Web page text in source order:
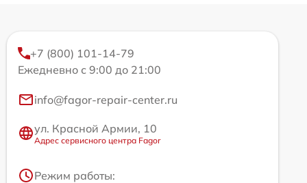
+7 (800) 101-14-79
Ежедневно с 9:00 до 21:00
info@fagor-repair-center.ru
ул. Красной Армии, 10
Адрес сервисного центра Fagor
Режим работы: